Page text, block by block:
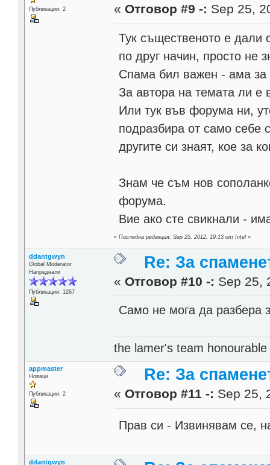
Публикации: 2 « Отговор #9 -: Sep 25,
Тук същественото е дали
по друг начин, просто не
Спама бил важен - ама за
За автора на темата ли е
Или тук във форума ни,
подразбира от само себе
другите си знаят, кое за
Знам че съм нов
форума.
Вие ако сте свикнали -
«Последна редакция: Sep 25, 2012, 19:13 от !ntel »
ddantgwyn
Global Moderator
Напреднали
Публикации: 1267
Re: За
« Отговор #10 -: Sep 25,
Само не мога да разбера
the lamer's team
appmaster
Новаци
Публикации: 2
Re: За
« Отговор #11 -: Sep 25,
Прав си - Извинявам се,
ddantgwyn